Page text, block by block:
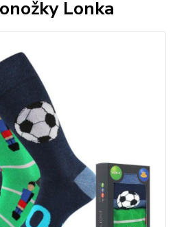
Lonka